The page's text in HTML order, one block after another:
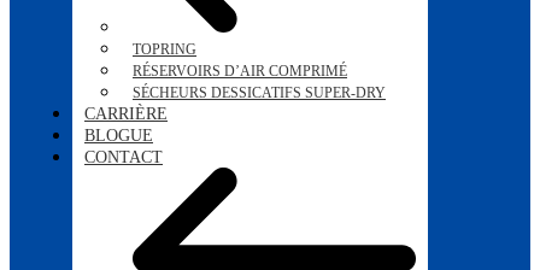
TOPRING
RÉSERVOIRS D’AIR COMPRIMÉ
SÉCHEURS DESSICATIFS SUPER-DRY
CARRIÈRE
BLOGUE
CONTACT